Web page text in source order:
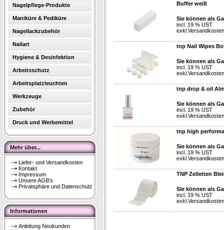
Nagelpflege-Produkte
Maniküre & Pediküre
Nagellackzubehör
Nailart
Hygiene & Desinfektion
Arbeitsschutz
Arbeitsplatzleuchten
Werkzeuge
Zubehör
Druck und Werbemittel
Mehr über...
Liefer- und Versandkosten
Kontakt
Impressum
Unsere AGB's
Privatsphäre und Datenschutz
Informationen
Anleitung Neukunden
Buffer weiß
Sie können als
incl. 19 % UST
exkl. Versandkosten
tnp Nail Wipes
Sie können als
incl. 19 % UST
exkl. Versandkosten
tnp drop & oil
Sie können als
incl. 19 % UST
exkl. Versandkosten
tnp high
Sie können als
incl. 19 % UST
exkl. Versandkosten
TNP Zelletten
Sie können als
incl. 19 % UST
exkl. Versandkosten